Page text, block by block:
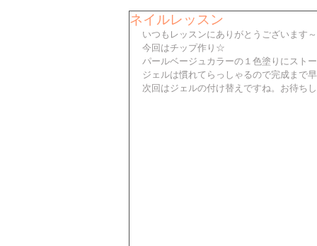
ネイルレッスン
いつもレッスンにありがとうございます～
今回はチップ作り☆
パールベージュカラーの１色塗りにスト
ジェルは慣れてらっしゃるので完成まで
次回はジェルの付け替えですね。お待ち